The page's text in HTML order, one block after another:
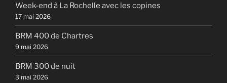
Week-end à La Rochelle avec les copines
17 mai 2026
BRM 400 de Chartres
9 mai 2026
BRM 300 de nuit
3 mai 2026